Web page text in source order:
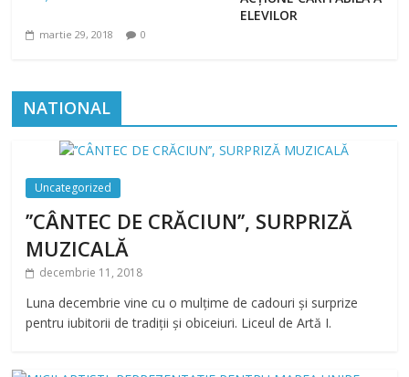
ELEVILOR
martie 29, 2018 0
NATIONAL
Uncategorized
’’CÂNTEC DE CRĂCIUN’’, SURPRIZĂ
MUZICALĂ
decembrie 11, 2018
Luna decembrie vine cu o mulțime de cadouri și surprize
pentru iubitorii de tradiții și obiceiuri. Liceul de Artă I.